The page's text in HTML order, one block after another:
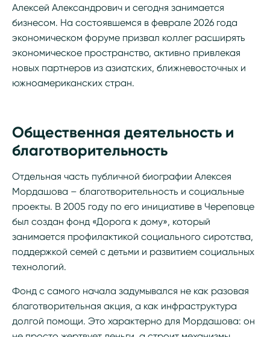
Алексей Александрович и сегодня занимается
бизнесом. На состоявшемся в феврале 2026 года
экономическом форуме призвал коллег расширять
экономическое пространство, активно привлекая
новых партнеров из азиатских, ближневосточных и
южноамериканских стран.
Общественная деятельность и
благотворительность
Отдельная часть публичной биографии Алексея
Мордашова – благотворительность и социальные
проекты. В 2005 году по его инициативе в Череповце
был создан фонд «Дорога к дому», который
занимается профилактикой социального сиротства,
поддержкой семей с детьми и развитием социальных
технологий.
Фонд с самого начала задумывался не как разовая
благотворительная акция, а как инфраструктура
долгой помощи. Это характерно для Мордашова: он